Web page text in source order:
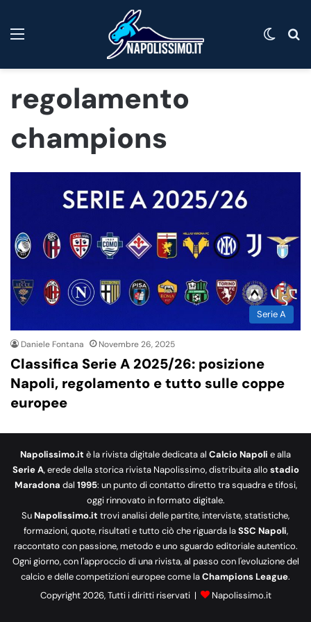
regolamento
champions
Serie A
Daniele Fontana Novembre 26, 2025
Classifica Serie A 2025/26: posizione
Napoli, regolamento e tutto sulle coppe
europee
Napolissimo.it è la rivista digitale dedicata al Calcio Napoli e alla
Serie A, erede della storica rivista Napolissimo, distribuita allo stadio
Maradona dal 1995: un punto di contatto diretto tra squadra e tifosi,
oggi rinnovato in formato digitale.
SuNapolissimo.it trovi analisi delle partite, interviste, statistiche,
formazioni, quote, risultati e tutto ciò che riguarda laSSC Napoli,
raccontato con passione, metodo e uno sguardo editoriale autentico.
Ogni giorno, con l'approccio di una rivista, al passo con l'evoluzione del
calcio e delle competizioni europee come laChampions League.
Copyright 2026, Tutti i diritti riservati |
Napolissimo.it